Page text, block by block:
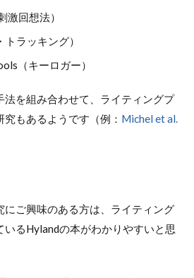
激回想法）
ラッキング）
（キーロガー）
法を組み合わせて、ライティングプ
もあるようです（例： Michel et al.
にご興味のある方は、ライティング
いるHylandの本がわかりやすいと思